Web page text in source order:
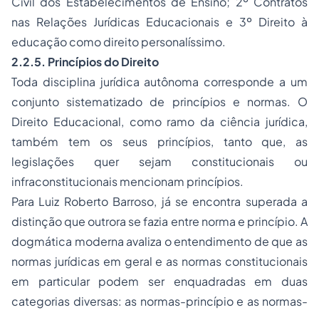
nas Relações Jurídicas Educacionais e 3º Direito à
educação como direito personalíssimo.
2.2.5. Princípios do Direito
Toda disciplina jurídica autônoma corresponde a um
conjunto sistematizado de princípios e normas. O
Direito Educacional, como ramo da ciência jurídica,
também tem os seus princípios, tanto que, as
legislações quer sejam constitucionais ou
infraconstitucionais mencionam princípios.
Para Luiz Roberto Barroso, já se encontra superada a
distinção que outrora se fazia entre norma e princípio. A
dogmática moderna avaliza o entendimento de que as
normas jurídicas em geral e as normas constitucionais
em particular podem ser enquadradas em duas
categorias diversas: as normas-princípio e as normas-